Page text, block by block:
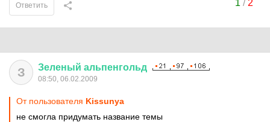
1 / 2
Ответить
З Зеленый альпенгольд
08:50, 06.02.2009
От пользователя Kissunya
не смогла придумать название темы